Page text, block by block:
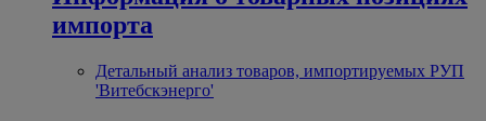
импорта
Детальный анализ товаров, импортируемых РУП
'Витебскэнерго'